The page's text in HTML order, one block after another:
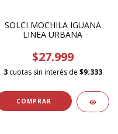
SOLCI MOCHILA IGUANA
LINEA URBANA
$27.999
3 cuotas sin interés de $9.333
COMPRAR